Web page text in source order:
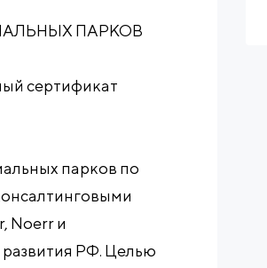
ПАРКОВ
сертификат
парков по
Noerr и
РФ. Целью